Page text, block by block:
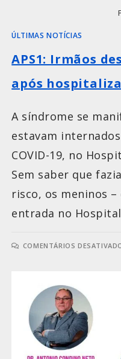
ÚLTIMAS NOTÍCIAS
APS1: Irmãos
após
A síndrome se
estavam
COVID-19, no
Sem saber que
risco, os meninos –
entrada no
COMENTÁRIOS